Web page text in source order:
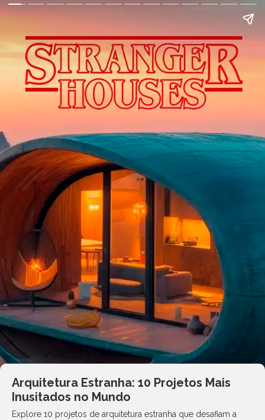
Arquitetura Estranha: 10 Projetos Mais
Inusitados no Mundo
Explore 10 projetos de arquitetura estranha que desafiam a